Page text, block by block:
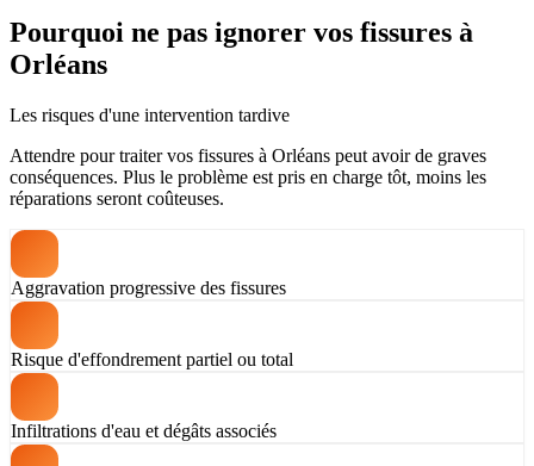
Pourquoi ne pas ignorer vos fissures à
Orléans
Les risques d'une intervention tardive
Attendre pour traiter vos fissures à Orléans peut avoir de graves
conséquences. Plus le problème est pris en charge tôt, moins les
réparations seront coûteuses.
Aggravation progressive des fissures
Risque d'effondrement partiel ou total
Infiltrations d'eau et dégâts associés